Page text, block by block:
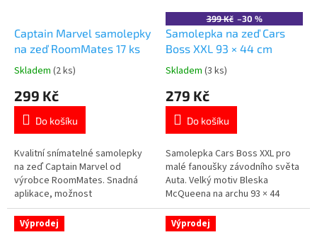
Captain Marvel samolepky
na zeď RoomMates 17 ks
Průměrné
produktu
5,0
5
hvězdiček.
Skladem (2 ks)
299 Kč
Do košíku
Kvalitní snímatelné samolepky
na zeď Captain Marvel od
výrobce RoomMates. Snadná
aplikace, možnost
opakovaného nalepení a
bezpečné pro děti. Více
produktů s
399 Kč –30 %
Samolepka na zeď Cars
Boss XXL 93 × 44 cm
Průměrné
produktu
5,0
5
hvězdiček.
Skladem (3 ks)
279 Kč
Do košíku
Samolepka Cars Boss XXL pro
malé fanoušky závodního světa
Auta. Velký motiv Bleska
McQueena na archu 93 × 44
cm.Snadná aplikace na hladké
povrchy.Opakovaně
přemístitelná bez zanechání
Výprodej Výprodej